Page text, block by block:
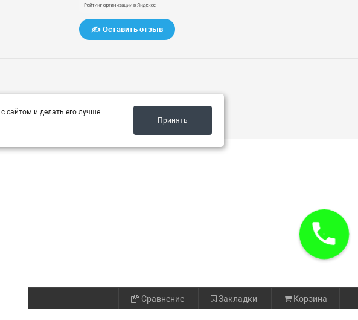
✍️ Оставить отзыв
сайтом и делать его лучше.
Принять
Сравнение Закладки Корзина